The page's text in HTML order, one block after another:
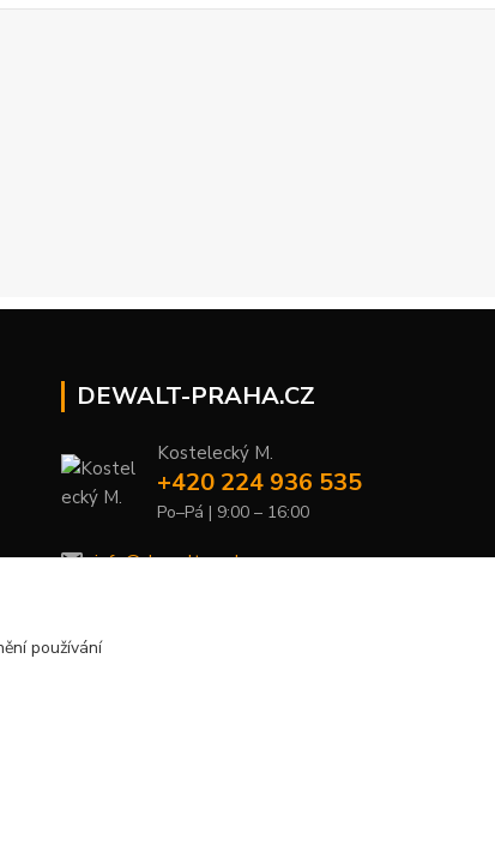
DEWALT-PRAHA.CZ
Kostelecký M.
+420 224 936 535
Po–Pá | 9:00 – 16:00
info@dewalt-praha.cz
používání